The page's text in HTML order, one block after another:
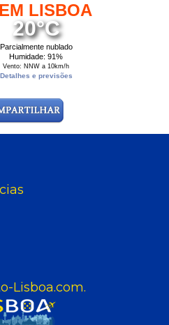
LISBOA
20°C
Parcialmente nublado
Humidade: 91%
Vento: NNW a 10km/h
Detalhes e previsões
Lisboa.com.